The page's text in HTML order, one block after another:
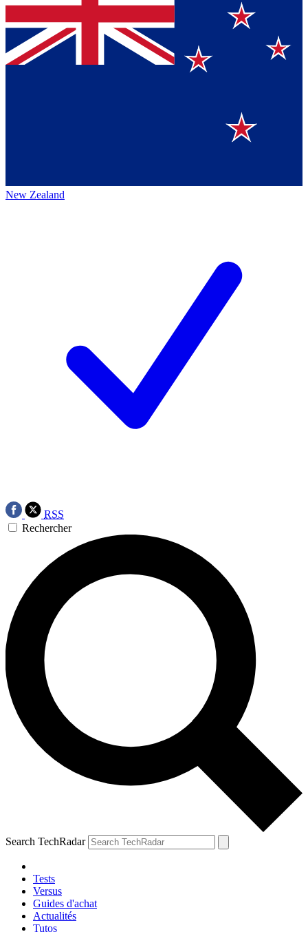
New Zealand
RSS
Rechercher
Search TechRadar
Tests
Versus
Guides d'achat
Actualités
Tutos